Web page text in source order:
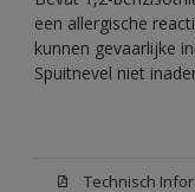
een allergische
kunnen gevaarlijke
Spuitnevel niet